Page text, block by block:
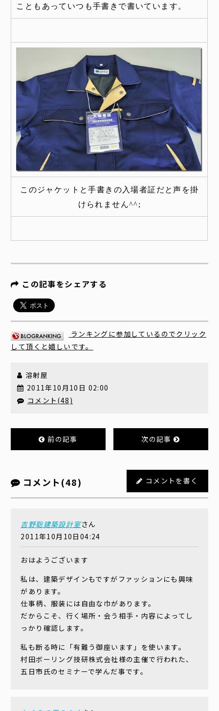
こともあっていつも手書きで書いています。
このジャケットと手書きの入場者証だと声を掛
けられません^^;
この記事をシェアする
ランキングに参加しているのでクリック
して頂くと嬉しいです。
溶射屋
2011年10月10日 02:00
コメント(48)
前の記事 次の記事
コメント(48) コメントを書く
吉野聡建築設計室さん
2011年10月10日04:24
おはようございます
私は、建築デザインもですがファッションにも興味
があります。
仕事柄、服装には自由な巾があります。
だからこそ、行く場所・会う相手・内容によってし
っかり確認します。
私も断る時に「有難う御座います」を使います。
村田ボーリング技研株式会社様の主催で行われた、
五日市氏のセミナーで学んだ事です。